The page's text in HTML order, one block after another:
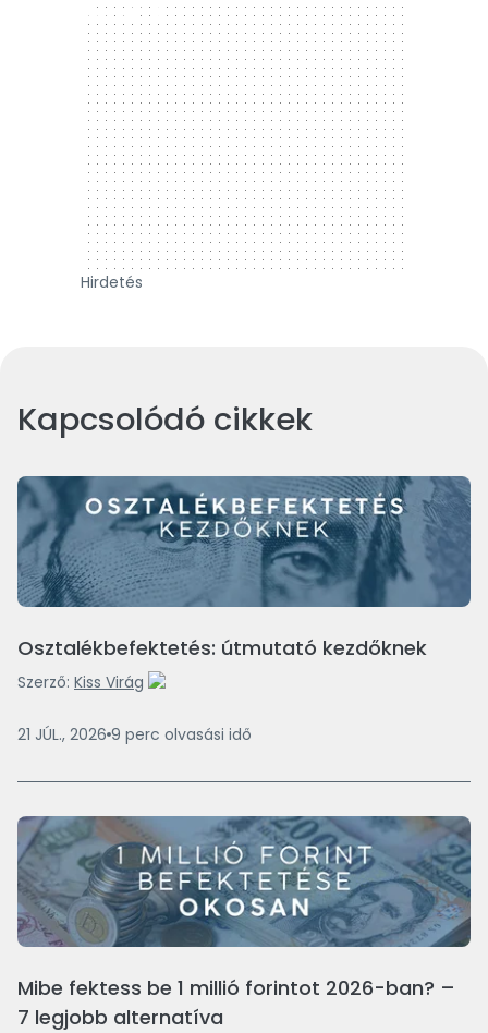
300 x 250
Hirdetés
Kapcsolódó cikkek
Osztalékbefektetés: útmutató kezdőknek
Szerző: Kiss Virág
21 JÚL., 2026 9 perc olvasási idő
Mibe fektess be 1 millió forintot 2026-ban? –
7 legjobb alternatíva